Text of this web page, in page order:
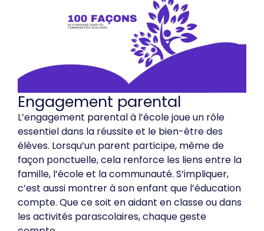
Engagement parental
L’engagement parental à l’école joue un rôle
essentiel dans la réussite et le bien-être des
élèves. Lorsqu’un parent participe, même de
façon ponctuelle, cela renforce les liens entre la
famille, l’école et la communauté. S’impliquer,
c’est aussi montrer à son enfant que l’éducation
compte. Que ce soit en aidant en classe ou dans
les activités parascolaires, chaque geste